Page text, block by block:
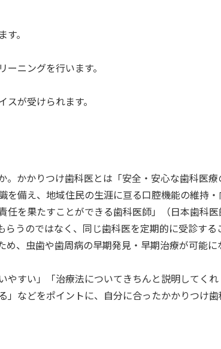
。
ニングを行います。
が受けられます。
かかりつけ歯科医とは「安全・安心な歯科医療
を備え、地域住民の生涯に亘る口腔機能の維持・
任を果たすことができる歯科医師」（日本歯科
うのではなく、同じ歯科医を定期的に受診する
め、虫歯や歯周病の早期発見・早期治療が可能に
すい」「治療法についてきちんと説明してくれ
」などをポイントに、自分に合ったかかりつけ歯